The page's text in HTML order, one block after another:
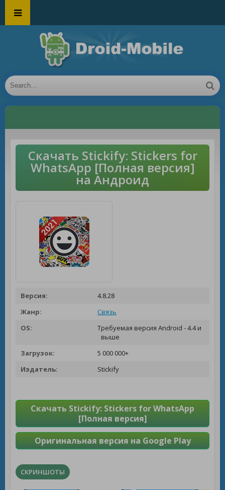
Скачать Stickify: Stickers for
WhatsApp [Полная версия]
на Андроид
Версия:
4.8.28
Жанр:
Связь
OS:
Требуемая версия Android - 4.4 и
выше
Загрузок:
5 000 000+
Издатель:
Stickify
Скачать Stickify: Stickers for WhatsApp
[Полная версия]
Оригинальная версия на Google Play
СКРИНШОТЫ